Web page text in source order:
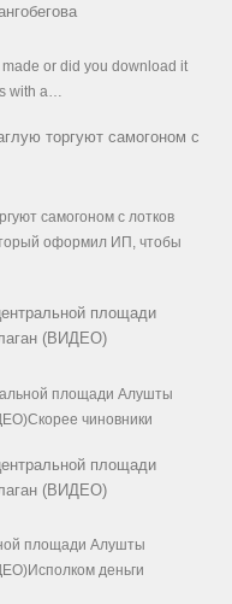
or did you download it
with a…
торгуют самогоном с
самогоном с лотков
оформил ИП, чтобы
площади
(ВИДЕО)
площади Алушты
чиновники
площади
(ВИДЕО)
площади Алушты
деньги